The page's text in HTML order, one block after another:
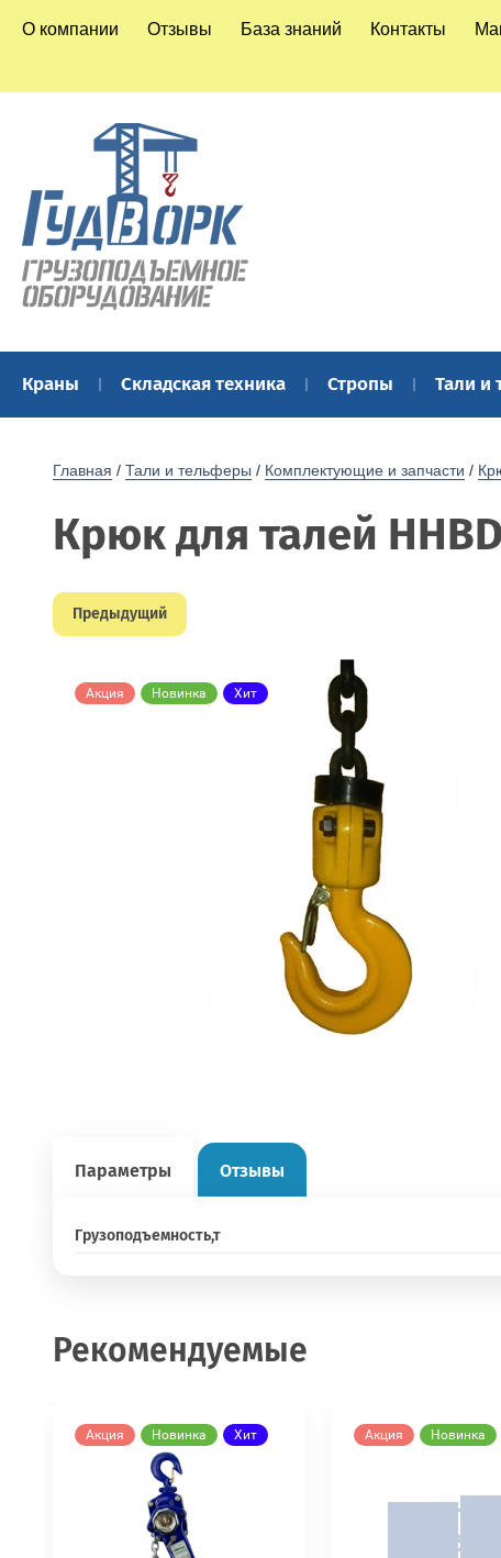
О компании Отзывы База знаний Контакты
Краны Складская техника Стропы Тали и
Главная / Тали и тельферы / Комплектующие и запчасти /
Крюк для талей
Предыдущий
Акция Новинка Хит
Параметры Отзывы
Грузоподъемность,т
Рекомендуемые
Акция Новинка Хит Акция Новинка